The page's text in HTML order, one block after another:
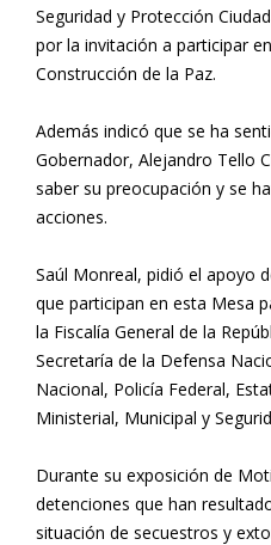
Seguridad y Protección
por la invitación a participar
Construcción de la Paz.
Además indicó que se ha
Gobernador, Alejandro Tello
saber su preocupación y se
acciones.
Saúl Monreal, pidió el apoyo
que participan en esta Mesa
la Fiscalía General de la
Secretaría de la Defensa
Nacional, Policía Federal,
Ministerial, Municipal y
Durante su exposición de
detenciones que han
situación de secuestros y